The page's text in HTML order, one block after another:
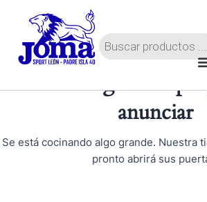
contenido
Búsqueda
de
Tenemos grandes
anunciar
Se está cocinando algo grande. Nuestra
pronto abrirá sus